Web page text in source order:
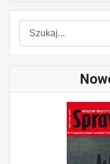
Szukaj